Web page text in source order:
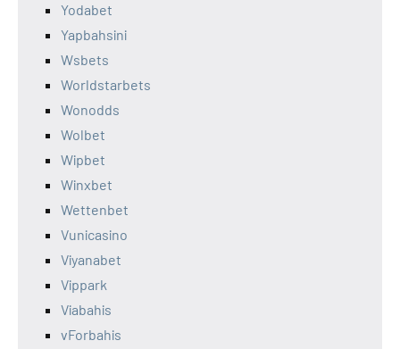
Yodabet
Yapbahsini
Wsbets
Worldstarbets
Wonodds
Wolbet
Wipbet
Winxbet
Wettenbet
Vunicasino
Viyanabet
Vippark
Viabahis
vForbahis